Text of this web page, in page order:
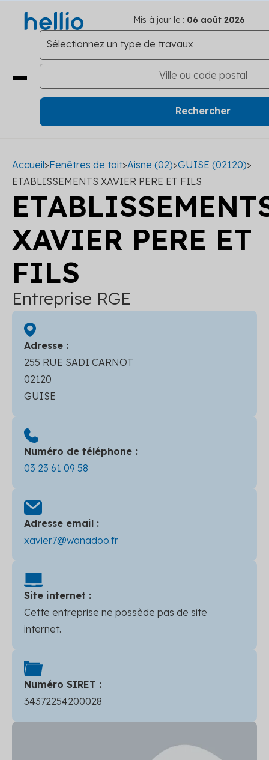
Mis à jour le : 06 août 2026
Accueil>Fenêtres de toit>Aisne (02)>GUISE (02120)>
ETABLISSEMENTS XAVIER PERE ET FILS
XAVIER PERE ET
FILS
Entreprise RGE
Adresse :
255 RUE SADI CARNOT
02120
GUISE
Numéro de téléphone :
03 23 61 09 58
Adresse email :
xavier7@wanadoo.fr
Site internet :
Cette entreprise ne possède pas de site
internet.
Numéro SIRET :
34372254200028